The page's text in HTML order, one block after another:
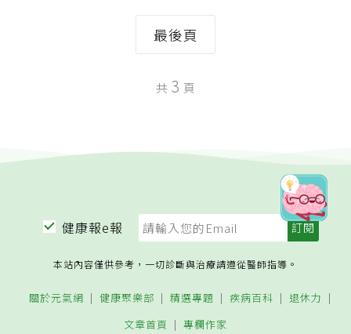
最後頁
共 3 頁
健康報e報
本站內容僅供參考，一切診斷與治療請遵從醫師指導。
關於元氣網 健康聚樂部 精選專題 疾病百科
退休力
文章首頁
專欄作家